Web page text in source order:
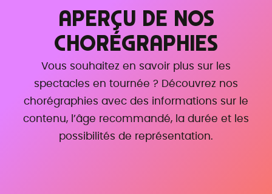
APERÇU DE NOS
CHORÉGRAPHIES
Vous souhaitez en savoir plus sur les
spectacles en tournée ? Découvrez nos
chorégraphies avec des informations sur le
contenu, l’âge recommandé, la durée et les
possibilités de représentation.